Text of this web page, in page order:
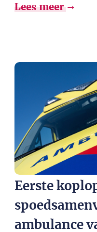
Lees meer
Eerste
ambulance